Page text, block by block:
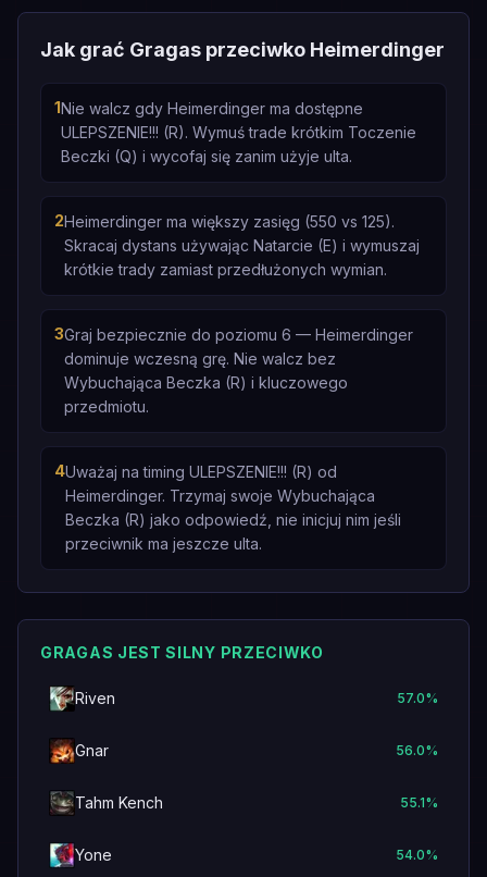
Jak grać Gragas przeciwko Heimerdinger
1Nie walcz gdy Heimerdinger ma dostępne
ULEPSZENIE!!! (R). Wymuś trade krótkim Toczenie
Beczki (Q) i wycofaj się zanim użyje ulta.
2Heimerdinger ma większy zasięg (550 vs 125).
Skracaj dystans używając Natarcie (E) i wymuszaj
krótkie trady zamiast przedłużonych wymian.
3Graj bezpiecznie do poziomu 6 — Heimerdinger
dominuje wczesną grę. Nie walcz bez
Wybuchająca Beczka (R) i kluczowego
przedmiotu.
4Uważaj na timing ULEPSZENIE!!! (R) od
Heimerdinger. Trzymaj swoje Wybuchająca
Beczka (R) jako odpowiedź, nie inicjuj nim jeśli
przeciwnik ma jeszcze ulta.
GRAGAS JEST SILNY PRZECIWKO
Riven 57.0%
Gnar 56.0%
Tahm Kench 55.1%
Yone 54.0%